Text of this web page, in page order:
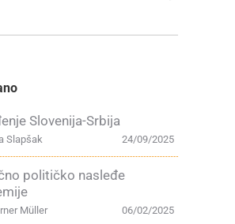
Slovenija-Srbija
24/09/2025
Slapšak
političko nasleđe
06/02/2025
Müller